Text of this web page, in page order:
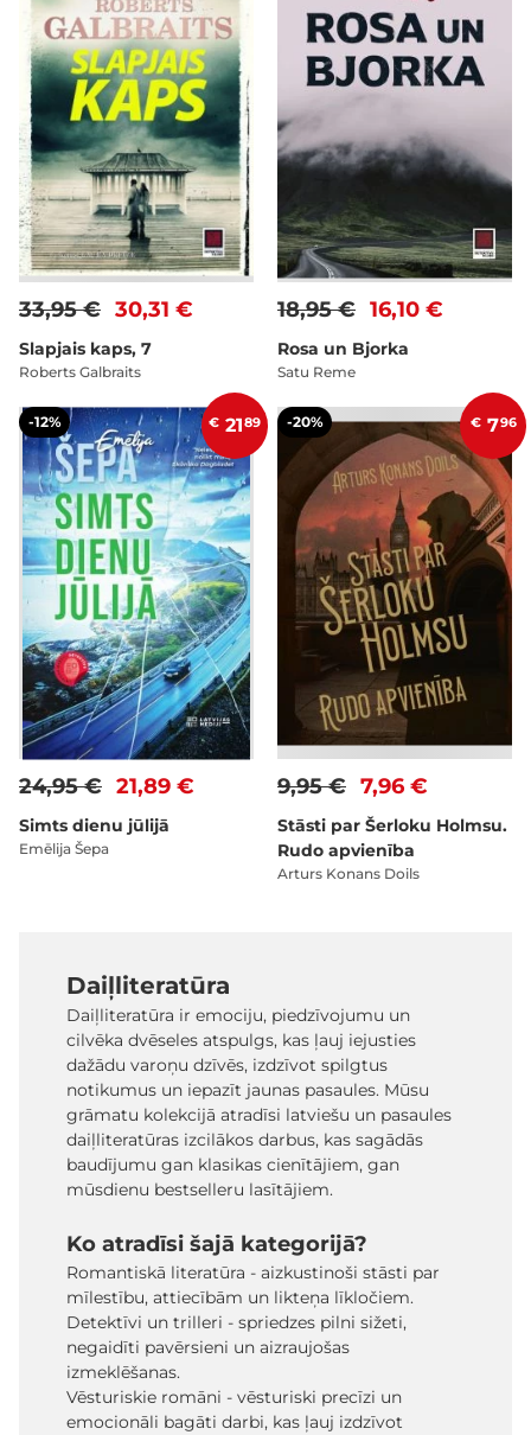
30,31 €
33,95 €
Slapjais kaps, 7
Roberts Galbraits
16,10 €
18,95 €
Rosa un Bjorka
Satu Reme
-12% € 2189
21,89 €
24,95 €
Simts dienu jūlijā
Emēlija Šepa
-20% € 796
7,96 €
9,95 €
Stāsti par Šerloku Holmsu.
Rudo apvienība
Arturs Konans Doils
Daiļliteratūra
Daiļliteratūra ir emociju, piedzīvojumu un
cilvēka dvēseles atspulgs, kas ļauj iejusties
dažādu varoņu dzīvēs, izdzīvot spilgtus
notikumus un iepazīt jaunas pasaules. Mūsu
grāmatu kolekcijā atradīsi latviešu un pasaules
daiļliteratūras izcilākos darbus, kas sagādās
baudījumu gan klasikas cienītājiem, gan
mūsdienu bestselleru lasītājiem.
Ko atradīsi šajā kategorijā?
Romantiskā literatūra - aizkustinoši stāsti par
mīlestību, attiecībām un likteņa līkločiem.
Detektīvi un trilleri - spriedzes pilni sižeti,
negaidīti pavērsieni un aizraujošas
izmeklēšanas.
Vēsturiskie romāni - vēsturiski precīzi un
emocionāli bagāti darbi, kas ļauj izdzīvot